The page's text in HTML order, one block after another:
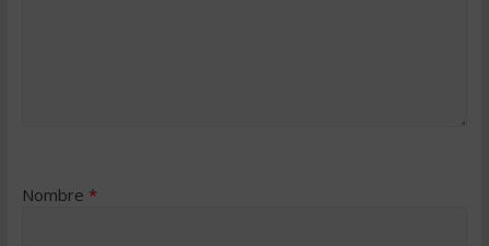
Nombre *